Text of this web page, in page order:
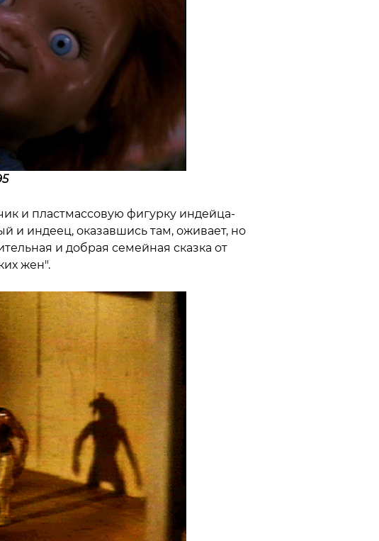
и пластмассовую фигурку индейца-
и индеец, оказавшись там, оживает, но
и добрая семейная сказка от
жен".